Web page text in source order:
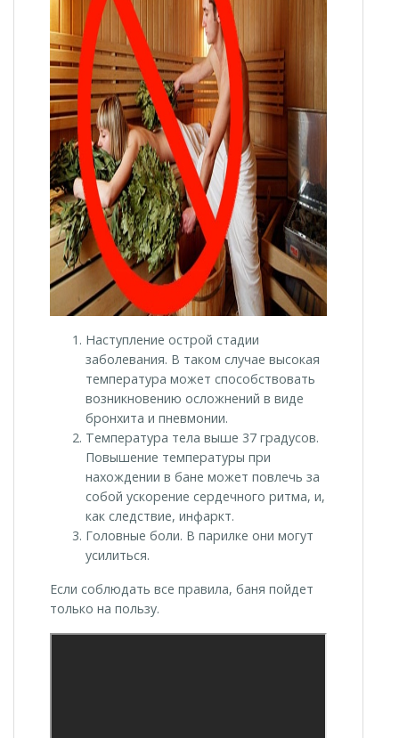
Наступление острой стадии
заболевания. В таком случае высокая
температура может способствовать
возникновению осложнений в виде
бронхита и пневмонии.
Температура тела выше 37 градусов.
Повышение температуры при
нахождении в бане может повлечь за
собой ускорение сердечного ритма, и,
как следствие, инфаркт.
Головные боли. В парилке они могут
усилиться.
Если соблюдать все правила, баня пойдет
только на пользу.